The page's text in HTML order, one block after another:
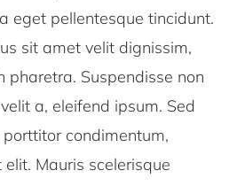
eget pellentesque tincidunt.
sit amet velit dignissim,
pharetra. Suspendisse non
a, eleifend ipsum. Sed
condimentum,
Mauris scelerisque